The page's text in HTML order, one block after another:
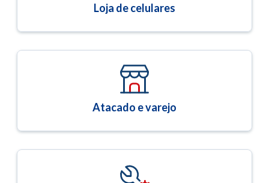
Loja de celulares
Atacado e varejo